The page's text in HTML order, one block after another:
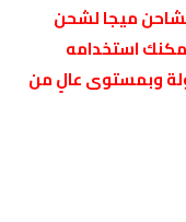
ميجا لشحن
7 كيلوواط. يمكنك استخدامه
وبمستوى عالٍ من